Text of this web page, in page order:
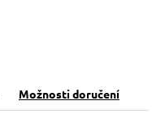
Možnosti doručení